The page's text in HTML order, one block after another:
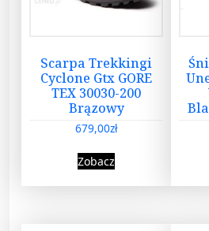
Scarpa Trekkingi
Cyclone Gtx GORE
TEX 30030-200
Brązowy
679,00zł
Zobacz